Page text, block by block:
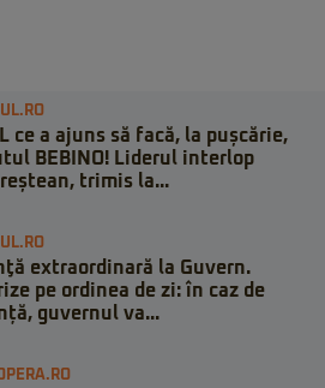
ce a ajuns să facă, la pușcărie,
BEBINO! Liderul interlop
trimis la...
extraordinară la Guvern.
pe ordinea de zi: în caz de
guvernul va...